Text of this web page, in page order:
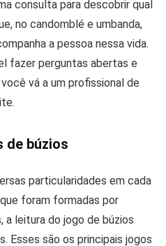
consulta para descobrir qual
no candomblé e umbanda,
a pessoa nessa vida.
fazer perguntas abertas e
vá a um profissional de
de búzios
particularidades em cada
foram formadas por
leitura do jogo de búzios
Esses são os principais jogos